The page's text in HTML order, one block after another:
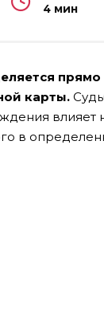
4 мин
карты.
влияет
в